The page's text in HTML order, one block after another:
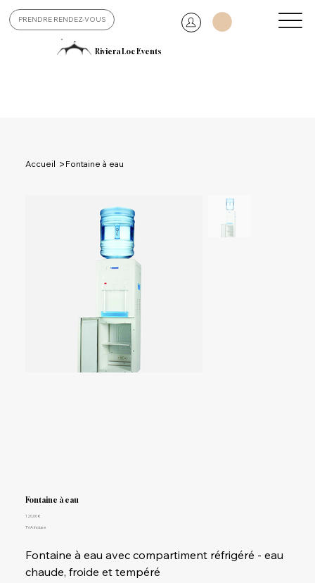
PRENDRE RENDEZ-VOUS
Riviera Loc Events
Accueil > ​​​​​​​Fontaine à eau
​​​​​​​Fontaine à eau
Prix
120,00 €
TVA Incluse
Fontaine à eau avec compartiment réfrigéré - eau
chaude, froide et tempéré